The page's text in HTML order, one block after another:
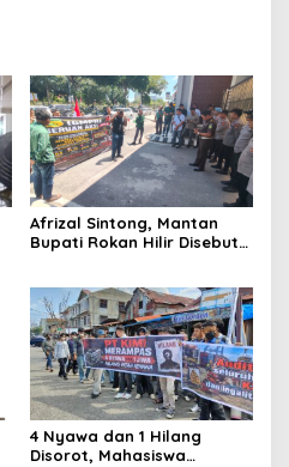
Afrizal Sintong, Mantan
Bupati Rokan Hilir Disebut
Desak Usut Dividen Rp331,7
Miliar
4 Nyawa dan 1 Hilang
Disorot, Mahasiswa